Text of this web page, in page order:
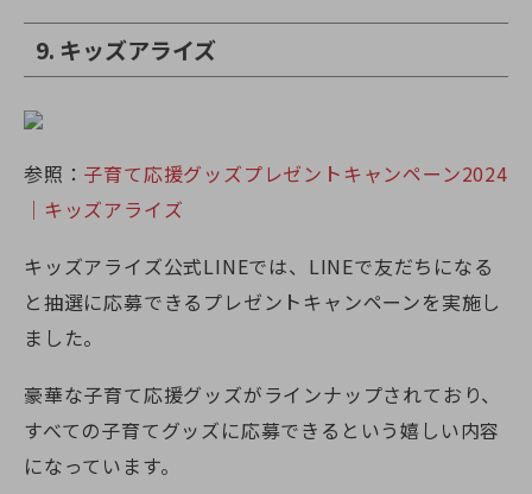
9. キッズアライズ
参照： 子育て応援グッズプレゼントキャンペーン2024
｜キッズアライズ
キッズアライズ公式LINEでは、LINEで友だちになる
と抽選に応募できるプレゼントキャンペーンを実施し
ました。
豪華な子育て応援グッズがラインナップされており、
すべての子育てグッズに応募できるという嬉しい内容
になっています。